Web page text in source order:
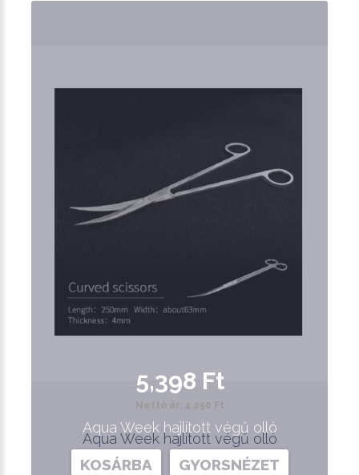
Aqua Week hajlított végű olló
5,398 Ft
Nettó ár: 4,250 Ft
Aqua Week hajlított végű olló
KOSÁRBA GYORSNÉZET